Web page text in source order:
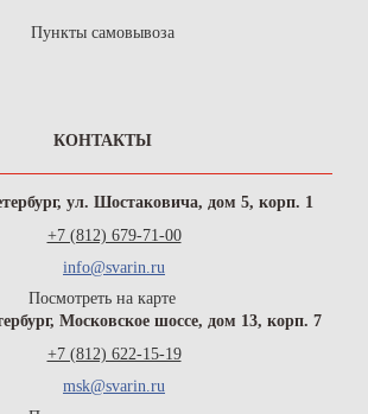
Пункты самовывоза
КОНТАКТЫ
ул. Шостаковича, дом 5, корп. 1
+7 (812) 679-71-00
info@svarin.ru
Посмотреть на карте
Московское шоссе, дом 13, корп. 7
+7 (812) 622-15-19
msk@svarin.ru